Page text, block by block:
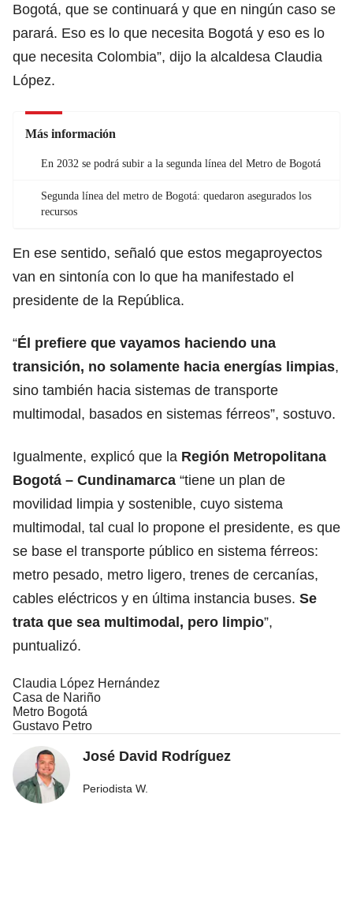
Bogotá, que se continuará y que en ningún caso se
parará. Eso es lo que necesita Bogotá y eso es lo
que necesita Colombia”, dijo la alcaldesa Claudia
López.
Más información
En 2032 se podrá subir a la segunda línea del Metro de Bogotá
Segunda línea del metro de Bogotá: quedaron asegurados los
recursos
En ese sentido, señaló que estos megaproyectos
van en sintonía con lo que ha manifestado el
presidente de la República.
“Él prefiere que vayamos haciendo una
transición, no solamente hacia energías limpias,
sino también hacia sistemas de transporte
multimodal, basados en sistemas férreos”, sostuvo.
Igualmente, explicó que la Región Metropolitana
Bogotá – Cundinamarca “tiene un plan de
movilidad limpia y sostenible, cuyo sistema
multimodal, tal cual lo propone el presidente, es que
se base el transporte público en sistema férreos:
metro pesado, metro ligero, trenes de cercanías,
cables eléctricos y en última instancia buses. Se
trata que sea multimodal, pero limpio”,
puntualizó.
Claudia López Hernández
Casa de Nariño
Metro Bogotá
Gustavo Petro
José David Rodríguez
Periodista W.